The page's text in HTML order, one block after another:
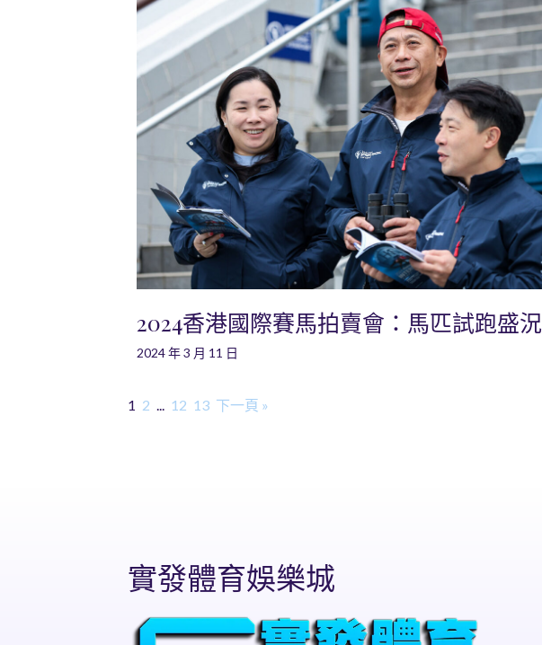
2024香港國際賽馬拍賣會：馬匹試跑盛況
2024 年 3 月 11 日
1 2 ... 12 13 下一頁 »
實發體育娛樂城